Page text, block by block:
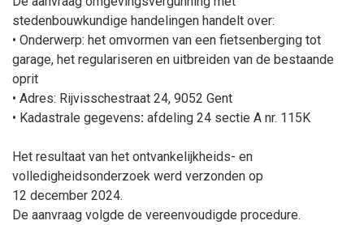
stedenbouwkundige handelingen handelt over:
• Onderwerp: het omvormen van een fietsenberging tot
garage, het regulariseren en uitbreiden van de bestaande
oprit
• Adres: Rijvisschestraat 24, 9052 Gent
• Kadastrale gegevens: afdeling 24 sectie A nr. 115K
Het resultaat van het ontvankelijkheids- en
volledigheidsonderzoek werd verzonden op
12 december 2024.
De aanvraag volgde de vereenvoudigde procedure.